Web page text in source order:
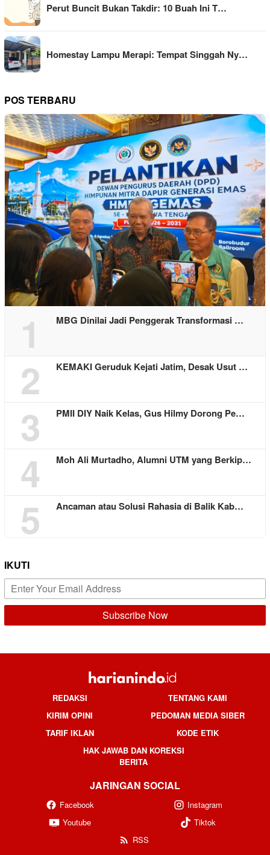
Perut Buncit Bukan Takdir: 10 Buah Ini T…
Homestay Lampu Merapi: Tempat Singgah Ny…
POS TERBARU
1 MBG Dinilai Jadi Penggerak Transformasi …
2 KEMAKI Geruduk Kejati Jatim, Desak Usut …
3 PMII DIY Naik Kelas, Gus Hilmy Dorong Pe…
4 Moh Ali Murtadho, Alumni UTM yang Berkip…
5 Ancaman atau Solusi Rahasia di Balik Kab…
IKUTI
REDAKSI
TENTANG KAMI
KIRIM OPINI
PEDOMAN MEDIA SIBER
TARIF IKLAN
KODE ETIK
HAK JAWAB DAN KOREKSI
BERITA
JARINGAN SOCIAL
Facebook
Instagram
Youtube
Tiktok
RSS